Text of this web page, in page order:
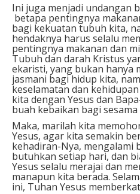
Ini juga menjadi undangan
betapa pentingnya
bagi kekuatan tubuh kita,
hendaknya harus selalu
pentingnya makanan dan
Tubuh dan darah Kristus
ekaristi, yang bukan hanya
jasmani bagi hidup kita,
keselamatan dan
kita dengan Yesus dan
buah kebaikan bagi
Maka, marilah kita
Yesus, agar kita semakin
kehadiran-Nya, mengalami
butuhkan setiap hari, dan
Yesus selalu merajai dan
manapun kita berada.
ini, Tuhan Yesus